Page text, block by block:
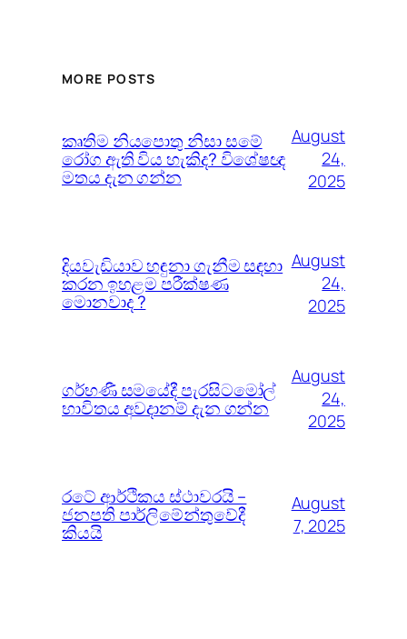
MORE POSTS
කෘතිම නියපොතු නිසා සමේ
රෝග ඇති විය හැකිද? විශේෂඥ
මතය දැන ගන්න
August
24,
2025
දියවැඩියාව හඳුනා ගැනීම සඳහා
කරන ඉහළම පරීක්ෂණ
මොනවාද ?
August
24,
2025
ගර්භණී සමයේදී පැරසිටමෝල්
භාවිතය අවදානම් දැන ගන්න
August
24,
2025
රටේ ආර්ථිකය ස්ථාවරයි –
ජනපති පාර්ලිමේන්තුවේදී
කියයි
August
7, 2025